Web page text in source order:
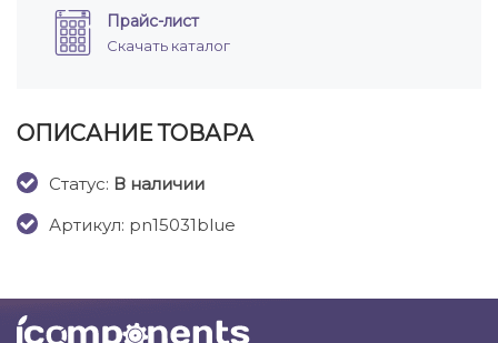
Прайс-лист
Скачать каталог
ОПИСАНИЕ ТОВАРА
Cтатус: В наличии
Артикул: pn15031blue